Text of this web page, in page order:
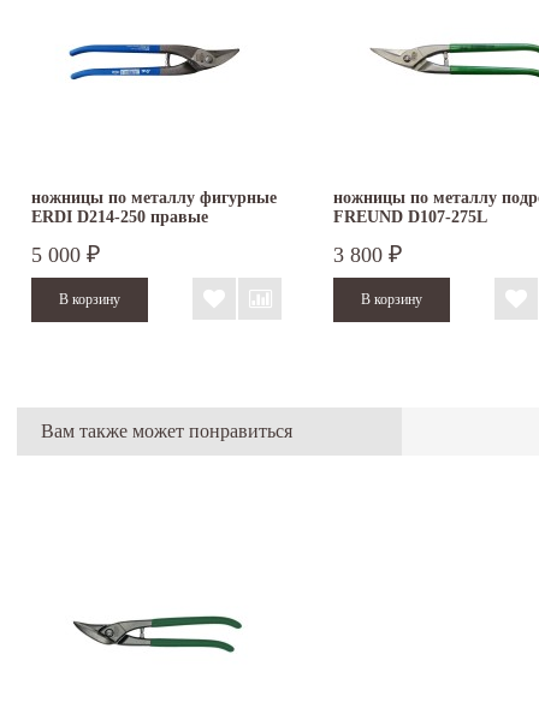
ножницы по металлу фигурные
ERDI D214-250 правые
5 000 ₽
ножницы по металлу
FREUND D107-275L
3 800 ₽
Вам также может понравиться